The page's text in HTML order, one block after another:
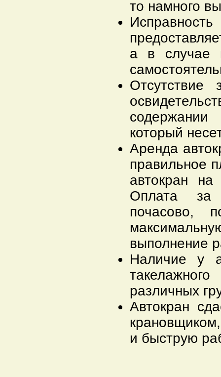
то намного
а в случае
Отсутствие
который
Аренда
правильное
автокран
Оплата за
почасово,
выполнение
Наличие у
различных
Автокран
и быструю